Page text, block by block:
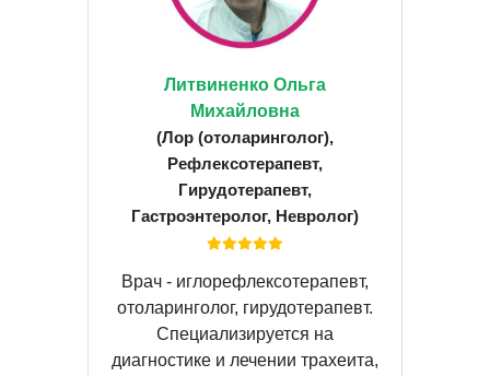
Литвиненко Ольга
Михайловна
(Лор (отоларинголог),
Рефлексотерапевт,
Гирудотерапевт,
Гастроэнтеролог, Невролог)
Врач - иглорефлексотерапевт,
отоларинголог, гирудотерапевт.
Специализируется на
диагностике и лечении трахеита,